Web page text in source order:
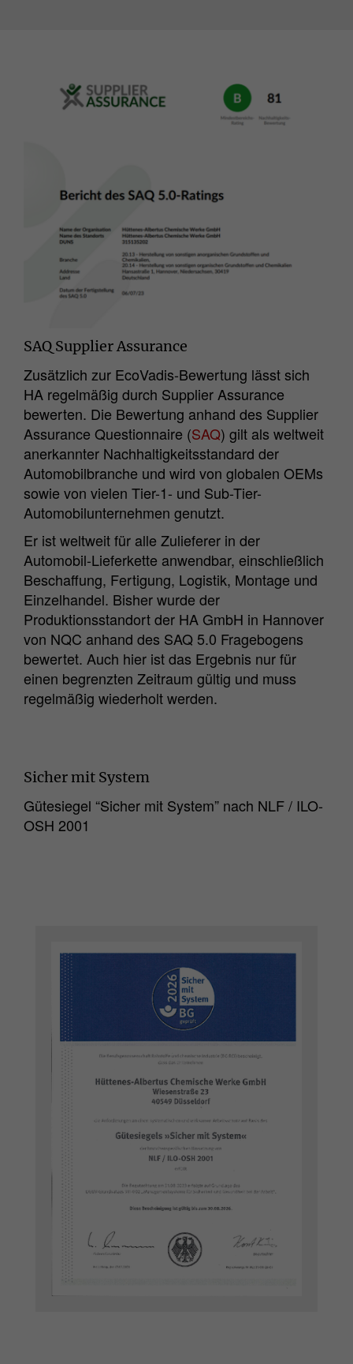
SAQ Supplier Assurance
Zusätzlich zur EcoVadis-Bewertung lässt sich
HA regelmäßig durch Supplier Assurance
bewerten. Die Bewertung anhand des Supplier
Assurance Questionnaire (SAQ) gilt als weltweit
anerkannter Nachhaltigkeitsstandard der
Automobilbranche und wird von globalen OEMs
sowie von vielen Tier-1- und Sub-Tier-
Automobilunternehmen genutzt.
Er ist weltweit für alle Zulieferer in der
Automobil-Lieferkette anwendbar, einschließlich
Beschaffung, Fertigung, Logistik, Montage und
Einzelhandel. Bisher wurde der
Produktionsstandort der HA GmbH in Hannover
von NQC anhand des SAQ 5.0 Fragebogens
bewertet. Auch hier ist das Ergebnis nur für
einen begrenzten Zeitraum gültig und muss
regelmäßig wiederholt werden.
Sicher mit System
Gütesiegel “Sicher mit System” nach NLF / ILO-
OSH 2001